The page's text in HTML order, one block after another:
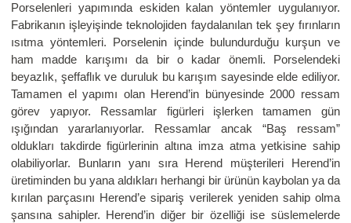
Porselenleri yapımında eskiden kalan yöntemler uygulanıyor.
Fabrikanın işleyişinde teknolojiden faydalanılan tek şey fırınların
ısıtma yöntemleri. Porselenin içinde bulundurduğu kurşun ve
ham madde karışımı da bir o kadar önemli. Porselendeki
beyazlık, şeffaflık ve duruluk bu karışım sayesinde elde ediliyor.
Tamamen el yapımı olan Herend’in bünyesinde 2000 ressam
görev yapıyor. Ressamlar figürleri işlerken tamamen gün
ışığından yararlanıyorlar. Ressamlar ancak “Baş ressam”
oldukları takdirde figürlerinin altına imza atma yetkisine sahip
olabiliyorlar. Bunların yanı sıra Herend müşterileri Herend’in
üretiminden bu yana aldıkları herhangi bir ürünün kaybolan ya da
kırılan parçasını Herend’e sipariş verilerek yeniden sahip olma
şansına sahipler. Herend’in diğer bir özelliği ise süslemelerde